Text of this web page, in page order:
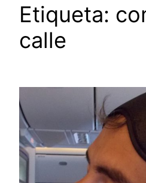
Etiqueta:
calle